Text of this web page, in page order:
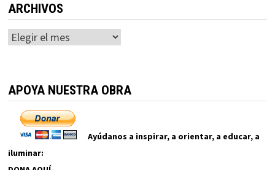
ARCHIVOS
Archivos
APOYA NUESTRA OBRA
Ayúdanos a inspirar, a orientar, a educar, a
iluminar: